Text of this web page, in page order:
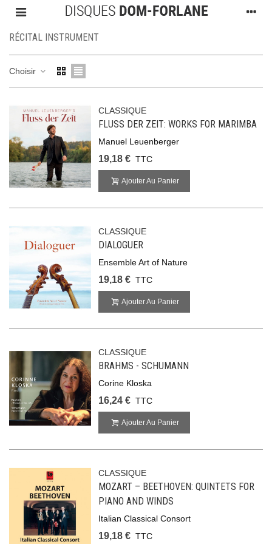
RÉCITAL INSTRUMENT
Choisir
CLASSIQUE
FLUSS DER ZEIT: WORKS FOR MARIMBA
Manuel Leuenberger
19,18 € TTC
Ajouter Au Panier
CLASSIQUE
DIALOGUER
Ensemble Art of Nature
19,18 € TTC
Ajouter Au Panier
CLASSIQUE
BRAHMS - SCHUMANN
Corine Kloska
16,24 € TTC
Ajouter Au Panier
CLASSIQUE
MOZART – BEETHOVEN: QUINTETS FOR
PIANO AND WINDS
Italian Classical Consort
19,18 € TTC